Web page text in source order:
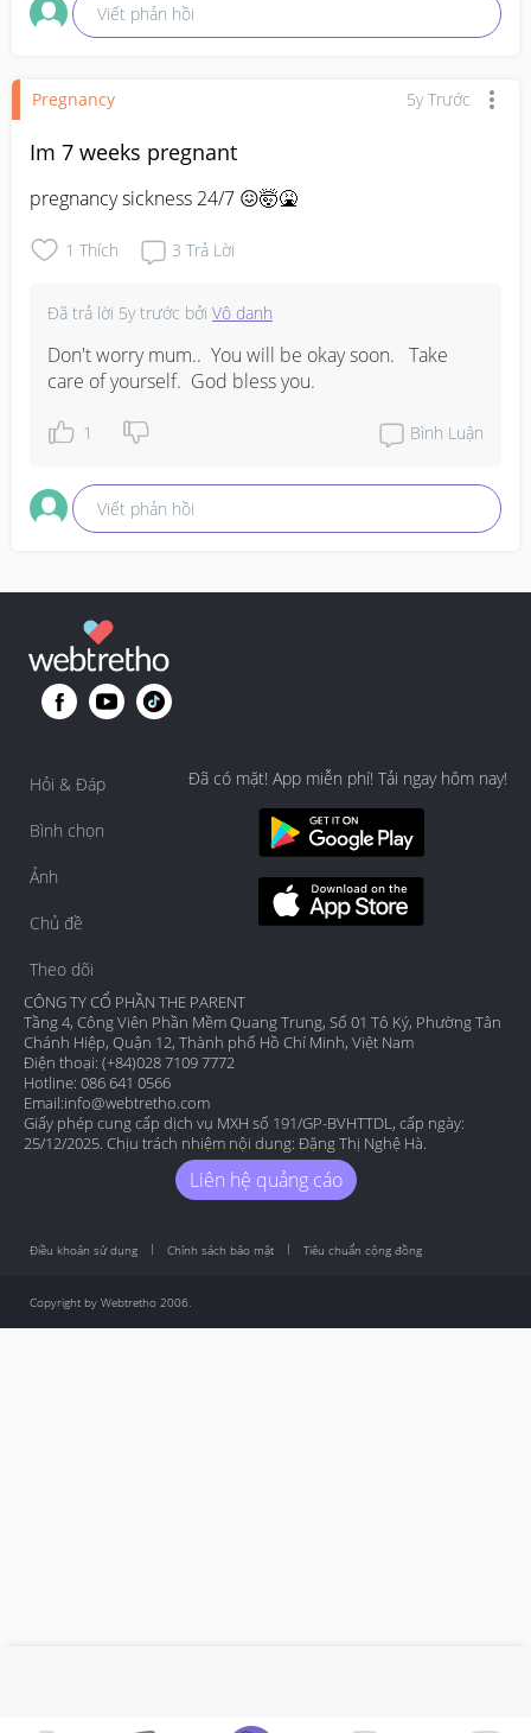
Viết phản hồi
Pregnancy 5y Trước
Im 7 weeks pregnant
pregnancy sickness 24/7 😖🤯🤮
1 Thích 3 Trả Lời
Đã trả lời 5y trước bởi Vô danh
Don't worry mum..  You will be okay soon.   Take
care of yourself.  God bless you.
1 Bình Luận
Viết phản hồi
Hỏi & Đáp
Bình chọn
Ảnh
Chủ đề
Theo dõi
Đã có mặt! App miễn phí! Tải ngay hôm nay!
CÔNG TY CỔ PHẦN THE PARENT
Tầng 4, Công Viên Phần Mềm Quang Trung, Số 01 Tô Ký, Phường Tân
Chánh Hiệp, Quận 12, Thành phố Hồ Chí Minh, Việt Nam
Điện thoại: (+84)028 7109 7772
Hotline: 086 641 0566
Email:info@webtretho.com
Giấy phép cung cấp dịch vụ MXH số 191/GP-BVHTTDL, cấp ngày:
25/12/2025. Chịu trách nhiệm nội dung: Đặng Thị Nghệ Hà.
Liên hệ quảng cáo
Copyright by Webtretho 2006.
Điều khoản sử dụng Chính sách bảo mật Tiêu chuẩn cộng đồng